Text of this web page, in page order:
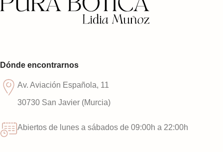
Dónde encontrarnos
Av. Aviación Española, 11
30730 San Javier (Murcia)
Abiertos de lunes a sábados de 09:00h a 22:00h